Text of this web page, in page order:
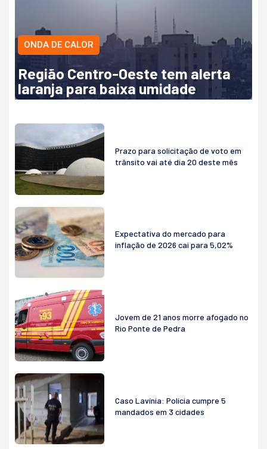
ONDA DE CALOR
Região Centro-Oeste tem alerta
laranja para baixa umidade
Prazo para solicitação de voto em
trânsito vai até dia 20 deste mês
Expectativa do mercado para
inflação de 2026 cai para 5,02%
Jovem de 21 anos morre afogado no
Rio Ponte de Pedra
Caso Lavínia: Polícia cumpre 5
mandados em 3 cidades